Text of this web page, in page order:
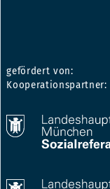
gefördert von:
Kooperationspartner: